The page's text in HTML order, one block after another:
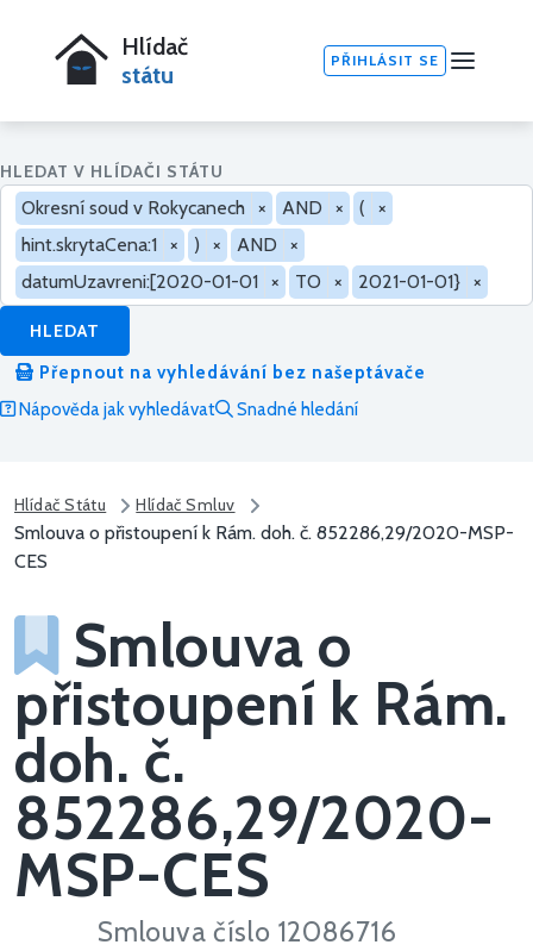
Hlídač
státu
PŘIHLÁSIT SE
HLEDAT V HLÍDAČI STÁTU
Okresní soud v Rokycanech × AND × (
×
hint.skrytaCena:1 × ) × AND
×
datumUzavreni:[2020-01-01 × TO × 2021-01-01} ×
HLEDAT
Přepnout na vyhledávání bez našeptávače
Nápověda jak vyhledávat
Snadné hledání
Hlídač Státu Hlídač Smluv
Smlouva o přistoupení k Rám. doh. č. 852286,29/2020-MSP-
CES
Smlouva o
přistoupení k Rám.
doh. č.
852286,29/2020-
MSP-CES
Smlouva číslo 12086716